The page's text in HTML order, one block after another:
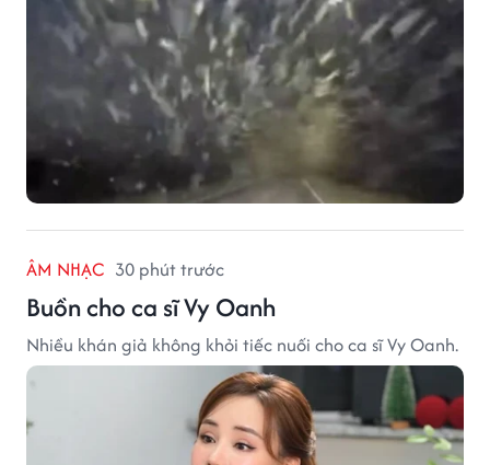
ÂM NHẠC 30 phút trước
Buồn cho ca sĩ Vy Oanh
Nhiều khán giả không khỏi tiếc nuối cho ca sĩ Vy Oanh.